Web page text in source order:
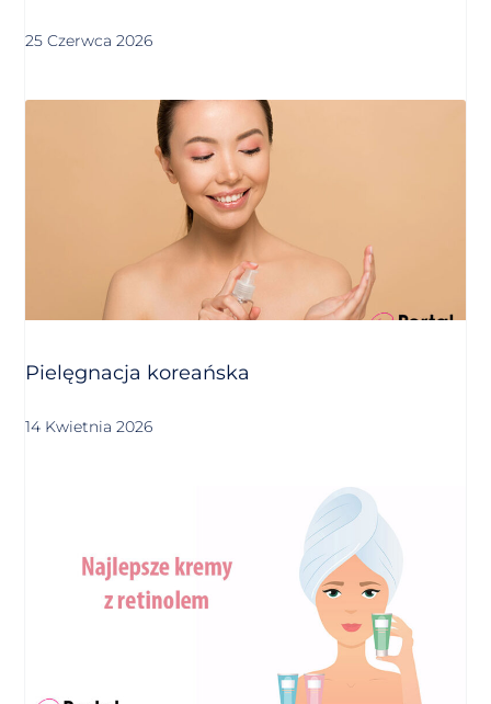
25 Czerwca 2026
Pielęgnacja koreańska
14 Kwietnia 2026